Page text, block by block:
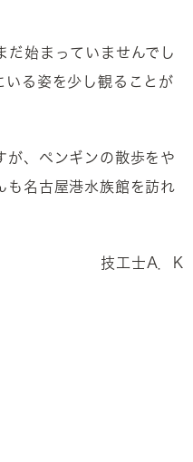
だ始まっていませんでし
いる姿を少し観ることが
が、ペンギンの散歩をや
も名古屋港水族館を訪れ
技工士A．K